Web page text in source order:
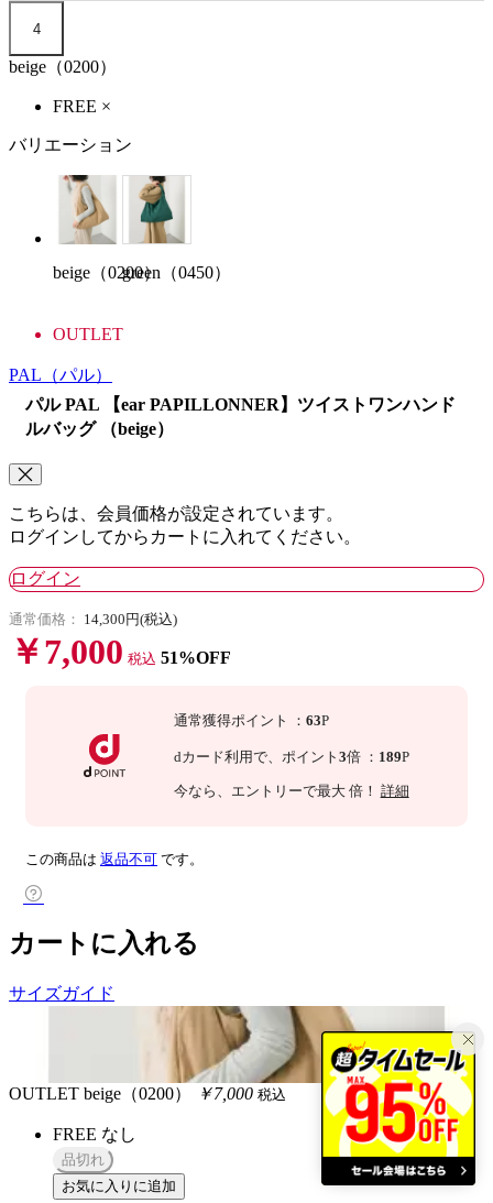
4
beige（0200）
FREE ×
バリエーション
beige（0200）green（0450）
OUTLET
PAL （パル）
パル PAL 【ear PAPILLONNER】ツイストワンハンド
ルバッグ （beige）
こちらは、会員価格が設定されています。
ログインしてからカートに入れてください。
ログイン
通常価格： 14,300円(税込)
￥7,000 税込 51%OFF
通常獲得ポイント ： 63P
dカード利用で、 ポイント 3倍 ： 189P
今なら 、エントリーで最大 倍！ 詳細
この商品は 返品不可 です。
カートに入れる
サイズガイド
OUTLET beige（0200） ￥7,000 税込
FREE なし
品切れ
お気に入りに追加